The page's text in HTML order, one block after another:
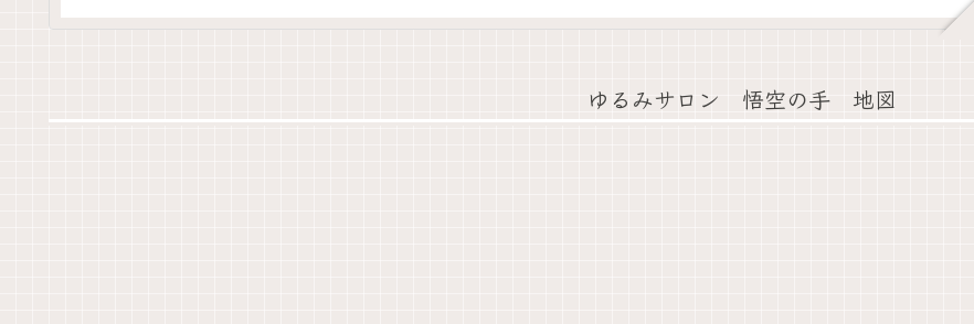
ゆるみサロン 悟空の手 地図